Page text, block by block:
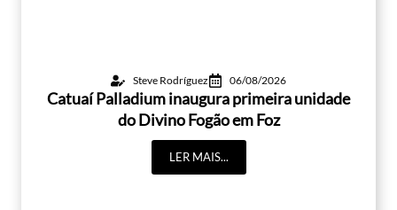
Steve Rodríguez 06/08/2026
Catuaí Palladium inaugura primeira unidade
do Divino Fogão em Foz
LER MAIS...